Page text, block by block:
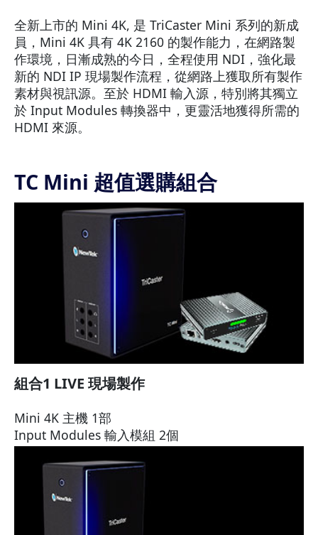
全新上市的 Mini 4K, 是 TriCaster Mini 系列的新成
員，Mini 4K 具有 4K 2160 的製作能力，在網路製
作環境，日漸成熟的今日，全程使用 NDI，強化最
新的 NDI IP 現場製作流程，從網路上獲取所有製作
素材與視訊源。至於 HDMI 輸入源，特別將其獨立
於 Input Modules 轉換器中，更靈活地獲得所需的
HDMI 來源。
TC Mini 超值選購組合
組合1 LIVE 現場製作
Mini 4K 主機 1部
Input Modules 輸入模組 2個